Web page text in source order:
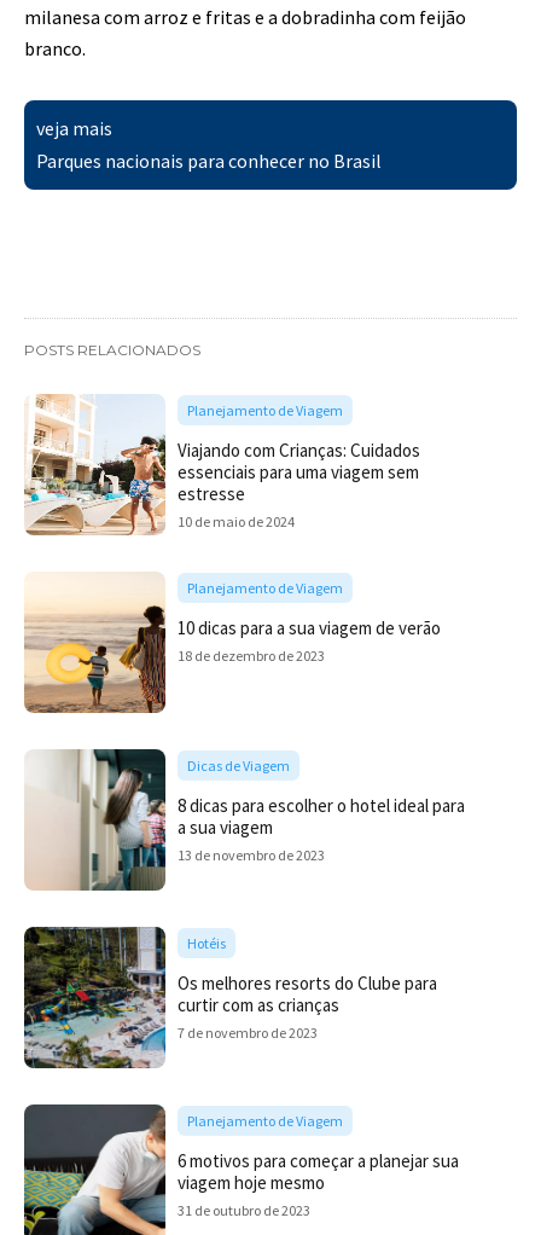
milanesa com arroz e fritas e a dobradinha com feijão
branco.
veja mais
Parques nacionais para conhecer no Brasil
POSTS RELACIONADOS
Planejamento de Viagem
Viajando com Crianças: Cuidados
essenciais para uma viagem sem
estresse
10 de maio de 2024
Planejamento de Viagem
10 dicas para a sua viagem de verão
18 de dezembro de 2023
Dicas de Viagem
8 dicas para escolher o hotel ideal para
a sua viagem
13 de novembro de 2023
Hotéis
Os melhores resorts do Clube para
curtir com as crianças
7 de novembro de 2023
Planejamento de Viagem
6 motivos para começar a planejar sua
viagem hoje mesmo
31 de outubro de 2023